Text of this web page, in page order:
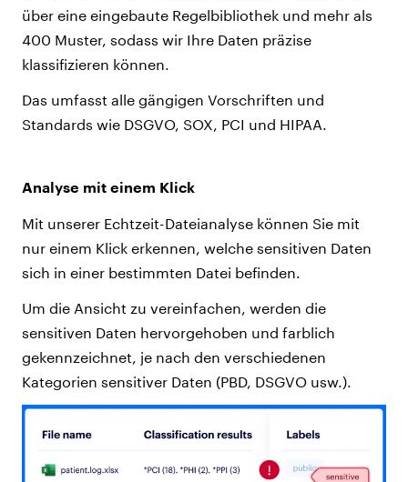
über eine eingebaute Regelbibliothek und mehr als
400 Muster, sodass wir Ihre Daten präzise
klassifizieren können.
Das umfasst alle gängigen Vorschriften und
Standards wie DSGVO, SOX, PCI und HIPAA.
Analyse mit einem Klick
Mit unserer Echtzeit-Dateianalyse können Sie mit
nur einem Klick erkennen, welche sensitiven Daten
sich in einer bestimmten Datei befinden.
Um die Ansicht zu vereinfachen, werden die
sensitiven Daten hervorgehoben und farblich
gekennzeichnet, je nach den verschiedenen
Kategorien sensitiver Daten (PBD, DSGVO usw.).